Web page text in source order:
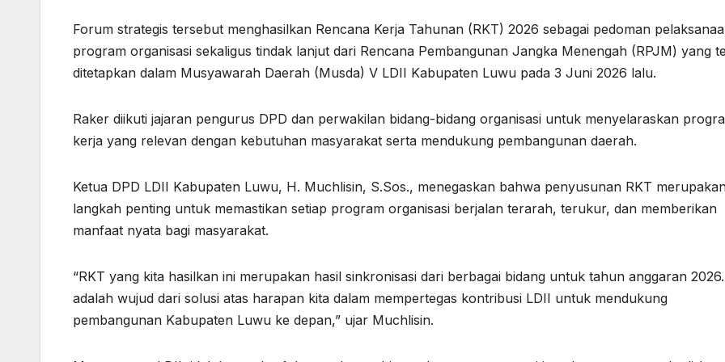
Forum strategis tersebut menghasilkan Rencana Kerja Tahunan (RKT) 2026 sebagai pedoman
program organisasi sekaligus tindak lanjut dari Rencana Pembangunan Jangka Menengah (RPJM) yang
ditetapkan dalam Musyawarah Daerah (Musda) V LDII Kabupaten Luwu pada 3 Juni 2026 lalu.
Raker diikuti jajaran pengurus DPD dan perwakilan bidang-bidang organisasi untuk menyelaraskan
kerja yang relevan dengan kebutuhan masyarakat serta mendukung pembangunan daerah.
Ketua DPD LDII Kabupaten Luwu, H. Muchlisin, S.Sos., menegaskan bahwa penyusunan RKT
langkah penting untuk memastikan setiap program organisasi berjalan terarah, terukur, dan memberikan
manfaat nyata bagi masyarakat.
“RKT yang kita hasilkan ini merupakan hasil sinkronisasi dari berbagai bidang untuk tahun anggaran
adalah wujud dari solusi atas harapan kita dalam mempertegas kontribusi LDII untuk mendukung
pembangunan Kabupaten Luwu ke depan,” ujar Muchlisin.